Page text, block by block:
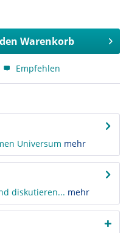
Warenkorb
Empfehlen
Universum mehr
diskutieren... mehr